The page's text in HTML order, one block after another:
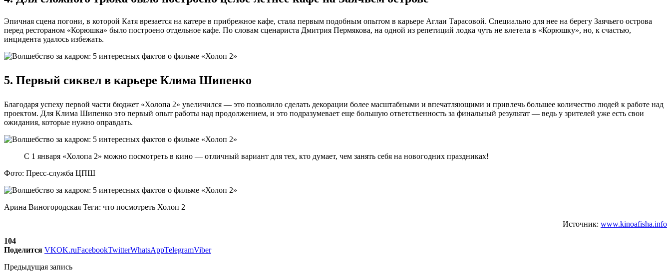
Эпичная сцена погони, в которой Катя врезается на катере в прибрежное кафе, стала первым подобным опытом в карьере Аглаи Тарасовой. Специально для нее на берегу Заячьего острова
перед рестораном «Корюшка» было построено отдельное кафе. По словам сценариста Дмитрия Пермякова, на одной из репетиций лодка чуть не влетела в «Корюшку», но, к счастью,
инцидента удалось избежать.
5. Первый сиквел в карьере Клима Шипенко
Благодаря успеху первой части бюджет «Холопа 2» увеличился — это позволило сделать декорации более масштабными и впечатляющими и привлечь большее количество людей к работе над
проектом. Для Клима Шипенко это первый опыт работы над продолжением, и это подразумевает еще большую ответственность за финальный результат — ведь у зрителей уже есть свои
ожидания, которые нужно оправдать.
С 1 января «Холопа 2» можно посмотреть в кино — отличный вариант для тех, кто думает, чем занять себя на новогодних праздниках!
Фото: Пресс-служба ЦПШ
Арина Виногородская Теги: что посмотреть Холоп 2
Источник: www.kinoafisha.info
104
Поделится VKOK.ruFacebookTwitterWhatsAppTelegramViber
Предыдущая запись